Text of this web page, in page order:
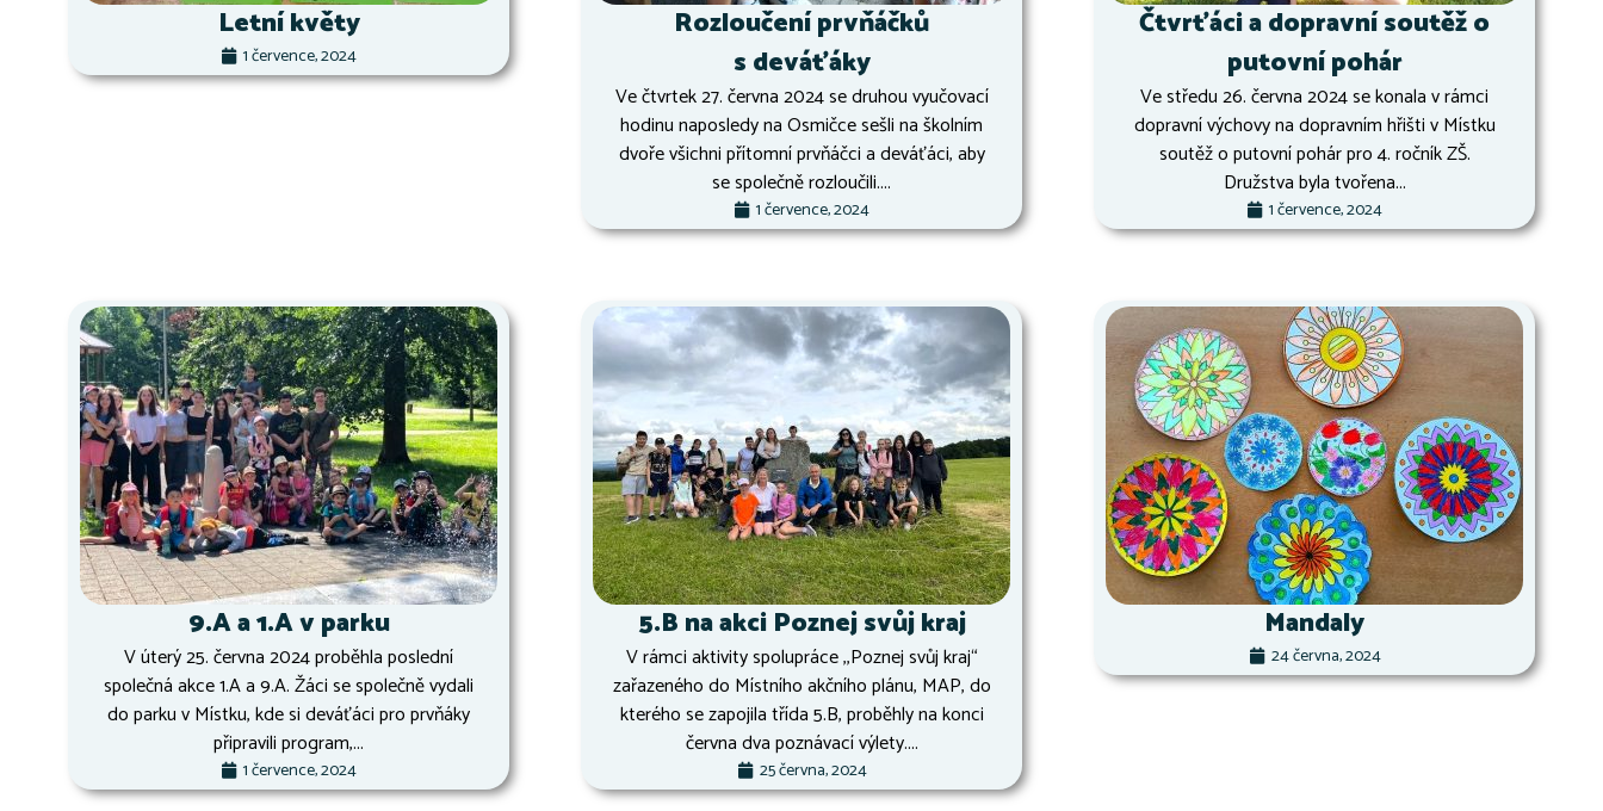
Letní květy
1 července, 2024
Rozloučení prvňáčků
s deváťáky
Ve čtvrtek 27. června 2024 se druhou vyučovací
hodinu naposledy na Osmičce sešli na školním
dvoře všichni přítomní prvňáčci a deváťáci, aby
se společně rozloučili....
1 července, 2024
Čtvrťáci a dopravní soutěž o
putovní pohár
Ve středu 26. června 2024 se konala v rámci
dopravní výchovy na dopravním hřišti v Místku
soutěž o putovní pohár pro 4. ročník ZŠ.
Družstva byla tvořena...
1 července, 2024
9.A a 1.A v parku
V úterý 25. června 2024 proběhla poslední
společná akce 1.A a 9.A. Žáci se společně vydali
do parku v Místku, kde si deváťáci pro prvňáky
připravili program,...
1 července, 2024
5.B na akci Poznej svůj kraj
V rámci aktivity spolupráce ,,Poznej svůj kraj“
zařazeného do Místního akčního plánu, MAP, do
kterého se zapojila třída 5.B, proběhly na konci
června dva poznávací výlety....
25 června, 2024
Mandaly
24 června, 2024